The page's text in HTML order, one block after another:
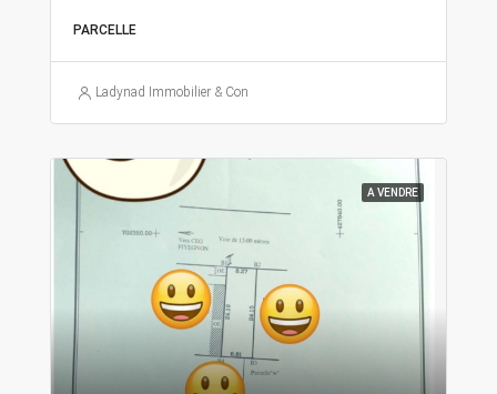
PARCELLE
Ladynad Immobilier & Construction
A VENDRE